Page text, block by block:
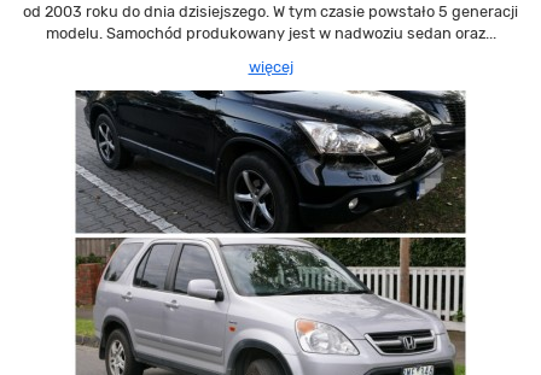
od 2003 roku do dnia dzisiejszego. W tym czasie powstało 5 generacji
modelu. Samochód produkowany jest w nadwoziu sedan oraz...
więcej